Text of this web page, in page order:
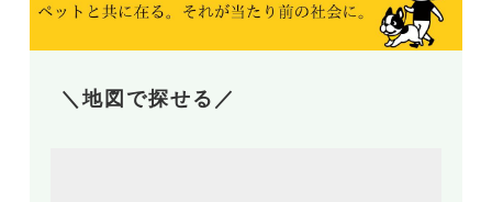
＼地図で探せる／